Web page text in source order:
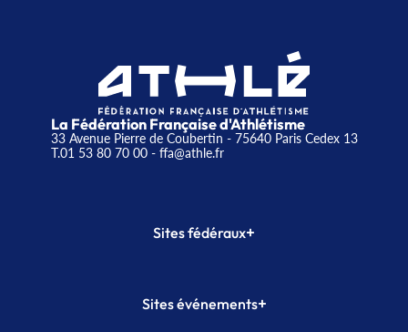
La Fédération Française d'Athlétisme
33 Avenue Pierre de Coubertin - 75640 Paris Cedex 13
T.01 53 80 70 00- ffa@athle.fr
Sites fédéraux+
Plateforme Formation
Sites événements+